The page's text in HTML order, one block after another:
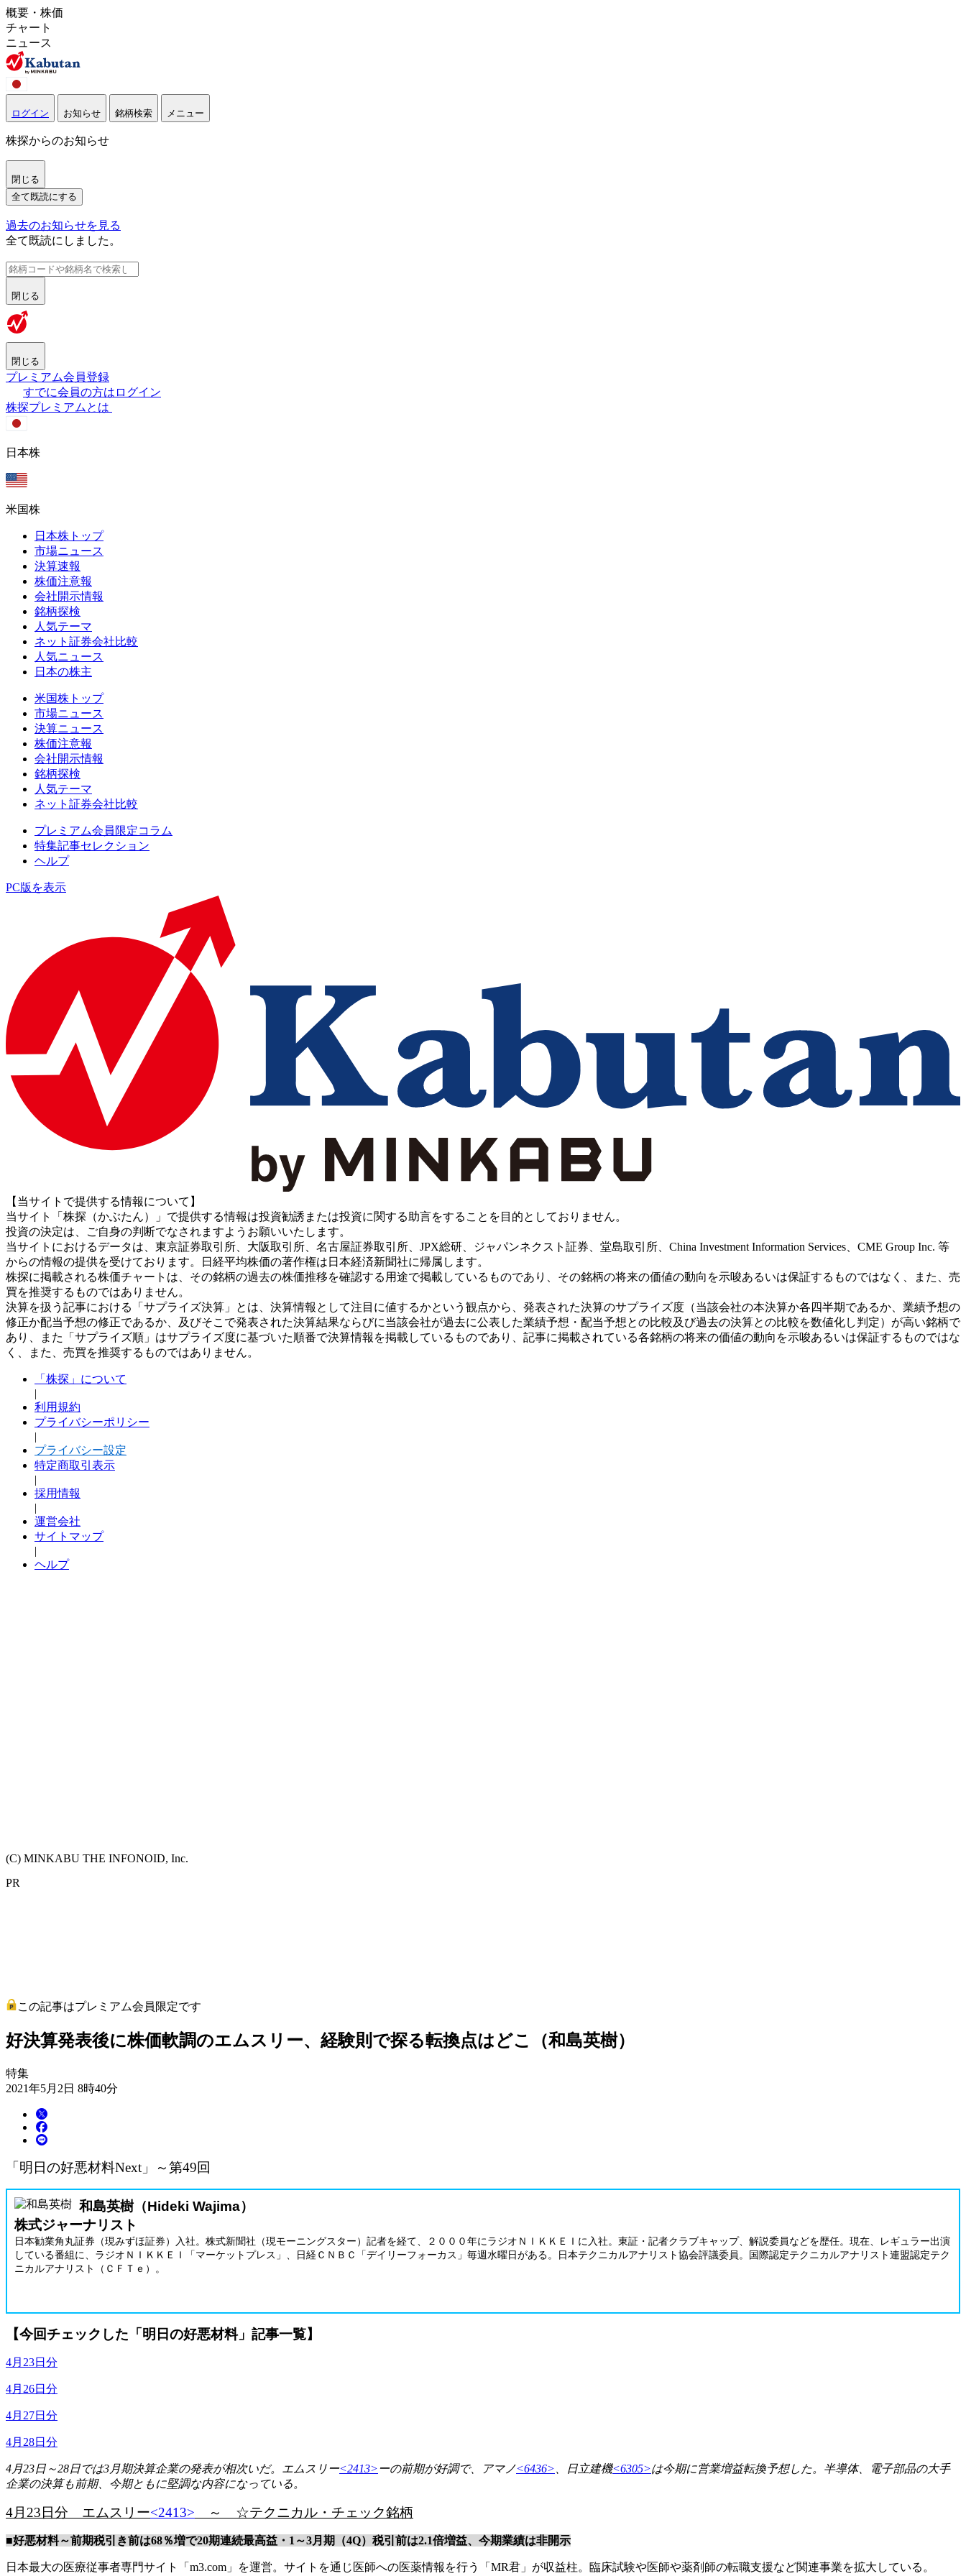
概要・株価
チャート
ニュース
ログイン お知らせ 銘柄検索 メニュー
株探からのお知らせ
閉じる
全て既読にする
過去のお知らせを見る
全て既読にしました。
閉じる
閉じる
プレミアム会員登録
すでに会員の方はログイン
株探プレミアムとは
日本株
米国株
日本株トップ
市場ニュース
決算速報
株価注意報
会社開示情報
銘柄探検
人気テーマ
ネット証券会社比較
人気ニュース
日本の株主
米国株トップ
市場ニュース
決算ニュース
株価注意報
会社開示情報
銘柄探検
人気テーマ
ネット証券会社比較
プレミアム会員限定コラム
特集記事セレクション
ヘルプ
PC版を表示
【当サイトで提供する情報について】
当サイト「株探（かぶたん）」で提供する情報は投資勧誘または投資に関する助言をすることを目的としておりません。
投資の決定は、ご自身の判断でなされますようお願いいたします。
当サイトにおけるデータは、東京証券取引所、大阪取引所、名古屋証券取引所、JPX総研、ジャパンネクスト証券、堂島取引所、China Investment Information Services、CME Group Inc. 等
からの情報の提供を受けております。日経平均株価の著作権は日本経済新聞社に帰属します。
株探に掲載される株価チャートは、その銘柄の過去の株価推移を確認する用途で掲載しているものであり、その銘柄の将来の価値の動向を示唆あるいは保証するものではなく、また、売
買を推奨するものではありません。
決算を扱う記事における「サプライズ決算」とは、決算情報として注目に値するかという観点から、発表された決算のサプライズ度（当該会社の本決算か各四半期であるか、業績予想の
修正か配当予想の修正であるか、及びそこで発表された決算結果ならびに当該会社が過去に公表した業績予想・配当予想との比較及び過去の決算との比較を数値化し判定）が高い銘柄で
あり、また「サプライズ順」はサプライズ度に基づいた順番で決算情報を掲載しているものであり、記事に掲載されている各銘柄の将来の価値の動向を示唆あるいは保証するものではな
く、また、売買を推奨するものではありません。
「株探」について
|
利用規約
プライバシーポリシー
|
プライバシー設定
特定商取引表示
|
採用情報
|
運営会社
サイトマップ
|
ヘルプ
(C) MINKABU THE INFONOID, Inc.
PR
この記事はプレミアム会員限定です
好決算発表後に株価軟調のエムスリー、経験則で探る転換点はどこ（和島英樹）
特集
2021年5月2日 8時40分
「明日の好悪材料Next」～第49回
和島英樹（Hideki Wajima）
株式ジャーナリスト
日本勧業角丸証券（現みずほ証券）入社。株式新聞社（現モーニングスター）記者を経て、２０００年にラジオＮＩＫＫＥＩに入社。東証・記者クラブキャップ、解説委員などを歴任。現在、レギュラー出演
している番組に、ラジオＮＩＫＫＥＩ「マーケットプレス」、日経ＣＮＢＣ「デイリーフォーカス」毎週水曜日がある。日本テクニカルアナリスト協会評議委員。国際認定テクニカルアナリスト連盟認定テク
ニカルアナリスト（ＣＦＴｅ）。
【今回チェックした「明日の好悪材料」記事一覧】
4月23日分
4月26日分
4月27日分
4月28日分
4月23日～28日では3月期決算企業の発表が相次いだ。エムスリー<2413>ーの前期が好調で、アマノ<6436>、日立建機<6305>は今期に営業増益転換予想した。半導体、電子部品の大手
企業の決算も前期、今期ともに堅調な内容になっている。
4月23日分 エムスリー<2413> ～ ☆テクニカル・チェック銘柄
■好悪材料～前期税引き前は68％増で20期連続最高益・1～3月期（4Q）税引前は2.1倍増益、今期業績は非開示
日本最大の医療従事者専門サイト「m3.com」を運営。サイトを通じ医師への医薬情報を行う「MR君」が収益柱。臨床試験や医師や薬剤師の転職支援など関連事業を拡大している。